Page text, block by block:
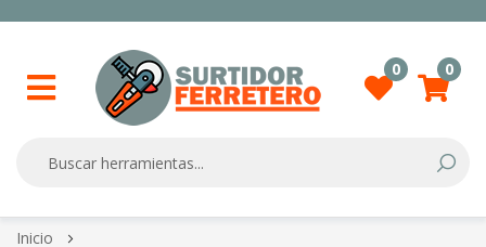
0 0
Skip
Inicio